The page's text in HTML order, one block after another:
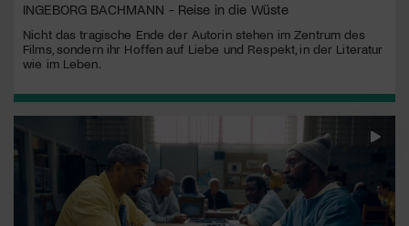
INGEBORG BACHMANN - Reise in die Wüste
Nicht das tragische Ende der Autorin stehen im Zentrum des
Films, sondern ihr Hoffen auf Liebe und Respekt, in der Literatur
wie im Leben.